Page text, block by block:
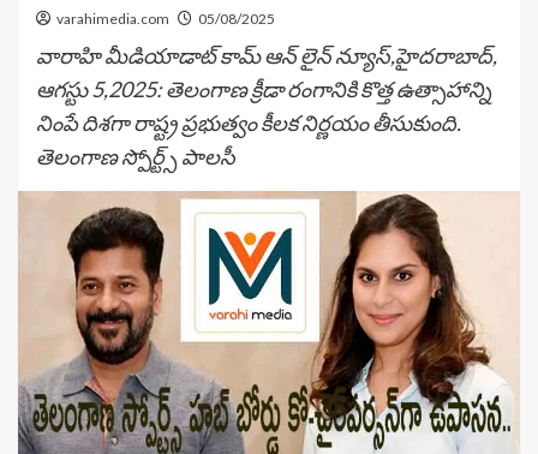
varahimedia.com 05/08/2025
వారాహి మీడియాడాట్ కామ్ ఆన్ లైన్ న్యూస్,హైదరాబాద్,
ఆగస్టు 5,2025: తెలంగాణ క్రీడా రంగానికి కొత్త ఉత్సాహాన్ని
నింపే దిశగా రాష్ట్ర ప్రభుత్వం కీలక నిర్ణయం తీసుకుంది.
తెలంగాణ స్పోర్ట్స్ పాలసీ